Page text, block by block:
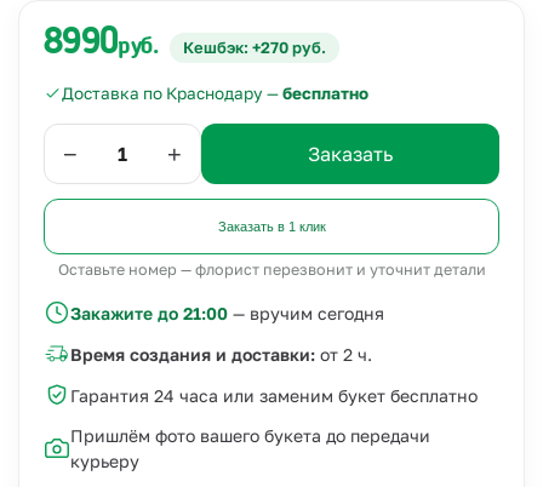
8990руб. Кешбэк: +270 руб.
Доставка по Краснодару —бесплатно
− + Заказать
Заказать в 1 клик
Оставьте номер — флорист перезвонит и уточнит детали
Закажите до 21:00 — вручим сегодня
Время создания и доставки: от 2 ч.
Гарантия 24 часа или заменим букет бесплатно
Пришлём фото вашего букета до передачи
курьеру